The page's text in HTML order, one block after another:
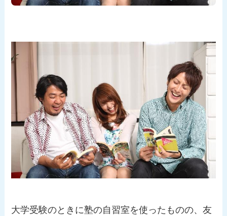
大学受験のときに塾の自習室を使ったものの、友